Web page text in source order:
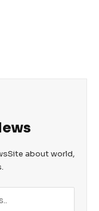
about world,